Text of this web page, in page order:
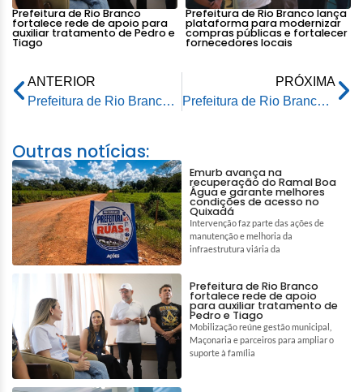
Prefeitura de Rio Branco
fortalece rede de apoio para
auxiliar tratamento de Pedro e
Tiago
Prefeitura de Rio Branco lança
plataforma para modernizar
compras públicas e fortalecer
fornecedores locais
ANTERIOR
Prefeitura de Rio Branco mantém obras de pavimentação mesmo durante o inverno amazônico
PRÓXIMA
Prefeitura de Rio Branco e TCE firmam parceria para cessão de mudas e flores ornamentais do viveiro municipal
Outras notícias:
Emurb avança na
recuperação do Ramal Boa
Água e garante melhores
condições de acesso no
Quixadá
Intervenção faz parte das ações de
manutenção e melhoria da
infraestrutura viária da
Prefeitura de Rio Branco
fortalece rede de apoio
para auxiliar tratamento de
Pedro e Tiago
Mobilização reúne gestão municipal,
Maçonaria e parceiros para ampliar o
suporte à família